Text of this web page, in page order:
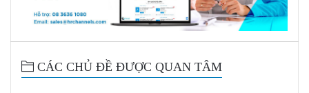
CÁC CHỦ ĐỀ ĐƯỢC QUAN TÂM